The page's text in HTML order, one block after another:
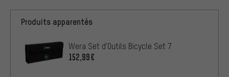
Produits apparentés
Wera Set d'Outils Bicycle Set 7
152,99€